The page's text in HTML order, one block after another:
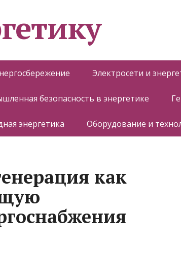
Электросети и
безопасность в энергетике
энергетика Оборудование и
как